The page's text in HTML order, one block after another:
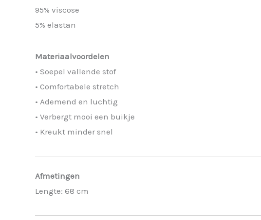
95% viscose
5% elastan
Materiaalvoordelen
• Soepel vallende stof
• Comfortabele stretch
• Ademend en luchtig
• Verbergt mooi een buikje
• Kreukt minder snel
Afmetingen
Lengte: 68 cm